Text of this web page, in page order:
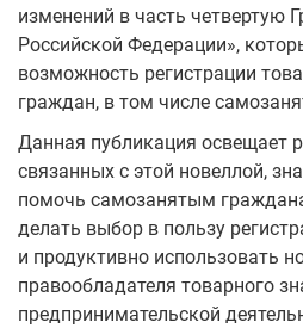
изменений в часть четвертую
Российской Федерации»,
возможность регистрации
граждан, в том числе
Данная публикация освещает
связанных с этой новеллой,
помочь самозанятым
делать выбор в пользу
и продуктивно использовать
правообладателя товарного
предпринимательской